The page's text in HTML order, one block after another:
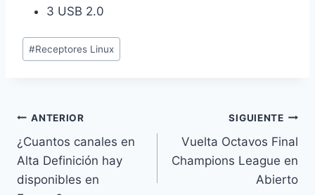
3 USB 2.0
Etiquetas
de
#Receptores Linux
Navegación
de
entradas
ANTERIOR
¿Cuantos canales en
Alta Definición hay
disponibles en
SIGUIENTE
Vuelta Octavos Final
Champions League en
Abierto